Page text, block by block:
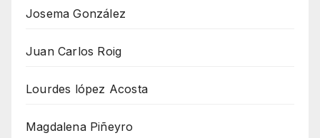
Josema González
Juan Carlos Roig
Lourdes lópez Acosta
Magdalena Piñeyro